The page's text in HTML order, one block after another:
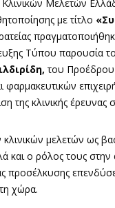
Μελετών
με τίτλο
Τύπου παρουσία
του
της κλινικής έρευνας
μελετών ως
ο ρόλος τους
προσέλκυσης
χώρα.